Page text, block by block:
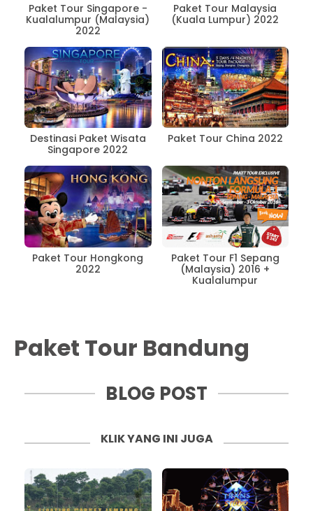
Paket Tour Singapore -
Kualalumpur (Malaysia)
2022
Paket Tour Malaysia
(Kuala Lumpur) 2022
Destinasi Paket Wisata
Singapore 2022
Paket Tour China 2022
Paket Tour Hongkong
2022
Paket Tour F1 Sepang
(Malaysia) 2016 +
Kualalumpur
Paket Tour Bandung
BLOG POST
KLIK YANG INI JUGA